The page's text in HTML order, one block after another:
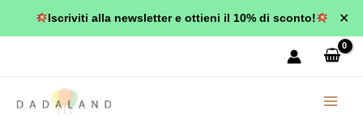
Iscriviti alla newsletter e ottieni il 10% di sconto! ✕